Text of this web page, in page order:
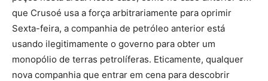
que Crusoé usa a força arbitrariamente para oprimir
Sexta-feira, a companhia de petróleo anterior está
usando ilegitimamente o governo para obter um
monopólio de terras petrolíferas. Eticamente, qualquer
nova companhia que entrar em cena para descobrir